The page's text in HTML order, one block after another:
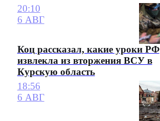
20:10
6 АВГ
Коц рассказал, какие уроки РФ
извлекла из вторжения ВСУ в
Курскую область
18:56
6 АВГ